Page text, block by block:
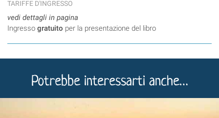
TARIFFE D'INGRESSO
vedi dettagli in pagina
Ingresso gratuito per la presentazione del libro
Potrebbe interessarti anche…